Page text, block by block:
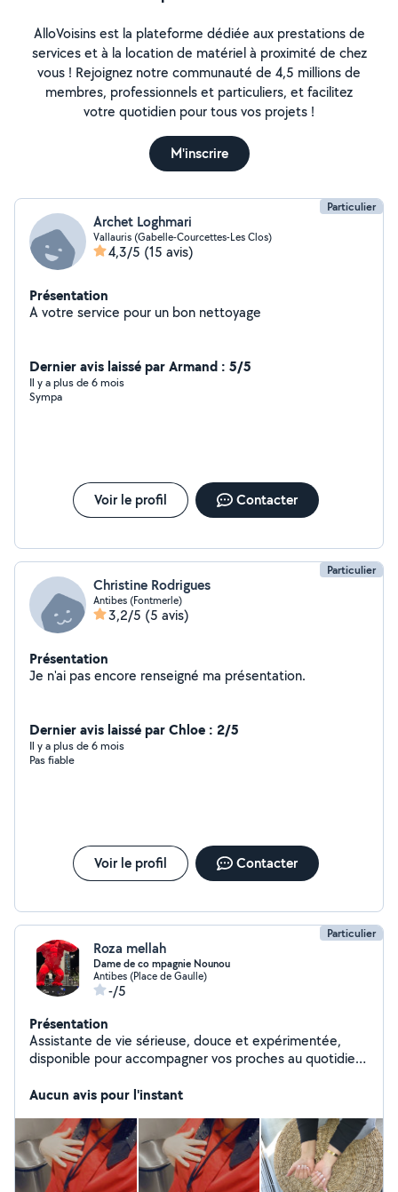
AlloVoisins est la plateforme dédiée aux prestations de
services et à la location de matériel à proximité de chez
vous ! Rejoignez notre communauté de 4,5 millions de
membres, professionnels et particuliers, et facilitez
votre quotidien pour tous vos projets !
M'inscrire
Particulier
Archet Loghmari
Vallauris (Gabelle-Courcettes-Les Clos)
4,3/5 (15 avis)
Présentation
A votre service pour un bon nettoyage
Dernier avis laissé par Armand : 5/5
Il y a plus de 6 mois
Sympa
Voir le profil Contacter
Particulier
Christine Rodrigues
Antibes (Fontmerle)
3,2/5 (5 avis)
Présentation
Je n'ai pas encore renseigné ma présentation.
Dernier avis laissé par Chloe : 2/5
Il y a plus de 6 mois
Pas fiable
Voir le profil Contacter
Particulier
Roza mellah
Dame de co mpagnie Nounou
Antibes (Place de Gaulle)
-/5
Présentation
Assistante de vie sérieuse, douce et expérimentée,
disponible pour accompagner vos proches au quotidien
des enfants à domicile,j'ai de l'expérience avec les
Aucun avis pour l'instant